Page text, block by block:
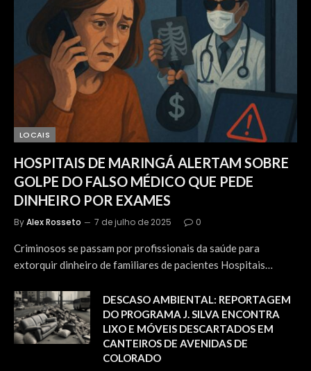
LOCAIS
HOSPITAIS DE MARINGÁ ALERTAM SOBRE
GOLPE DO FALSO MÉDICO QUE PEDE
DINHEIRO POR EXAMES
ByAlex Rosseto 7 de julho de 2025 0
Criminosos se passam por profissionais da saúde para
extorquir dinheiro de familiares de pacientes Hospitais…
DESCASO AMBIENTAL: REPORTAGEM
DO PROGRAMA J. SILVA ENCONTRA
LIXO E MÓVEIS DESCARTADOS EM
CANTEIROS DE AVENIDAS DE
COLORADO